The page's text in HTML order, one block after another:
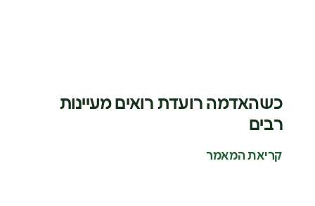
כשהאדמה רועדת רואים מעיינות
רבים
קריאת המאמר